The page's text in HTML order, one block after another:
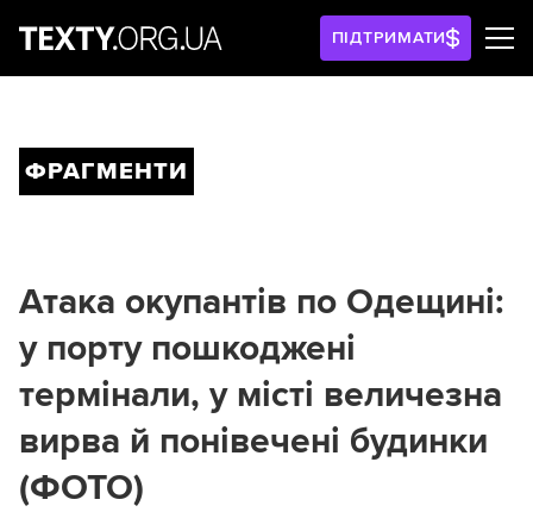
ПІДТРИМАТИ
ФРАГМЕНТИ
Атака окупантів по Одещині:
у порту пошкоджені
термінали, у місті величезна
вирва й понівечені будинки
(ФОТО)